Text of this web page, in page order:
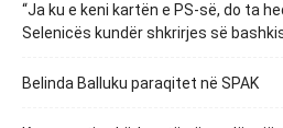
“Ja ku e keni kartën e PS-së, do ta
Selenicës kundër shkrirjes së
Belinda Balluku paraqitet në SPAK